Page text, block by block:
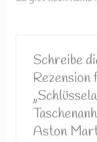
Schreibe
Rezension
Aston